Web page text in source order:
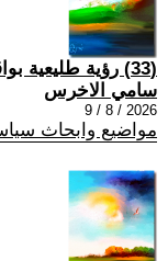
(33) رؤية طليعية بواقعية وطنية
سامي الاخرس
2026 / 8 / 9
مواضيع وابحاث